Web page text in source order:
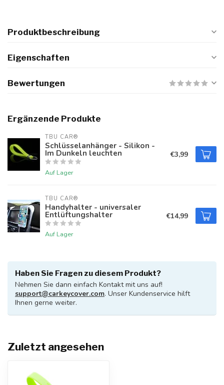
Produktbeschreibung
Eigenschaften
Bewertungen
Ergänzende Produkte
TBU CAR®
Schlüsselanhänger - Silikon -
Im Dunkeln leuchten
Auf Lager
€3,99
TBU CAR®
Handyhalter - universaler
Entlüftungshalter
Auf Lager
€14,99
Haben Sie Fragen zu diesem Produkt?
Nehmen Sie dann einfach Kontakt mit uns auf!
support@carkeycover.com. Unser Kundenservice hilft
Ihnen gerne weiter.
Zuletzt angesehen